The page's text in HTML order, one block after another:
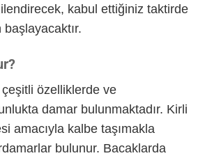
kabul ettiğiniz taktirde
özelliklerde ve
damar bulunmaktadır. Kirli
amacıyla kalbe taşımakla
bulunur. Bacaklarda